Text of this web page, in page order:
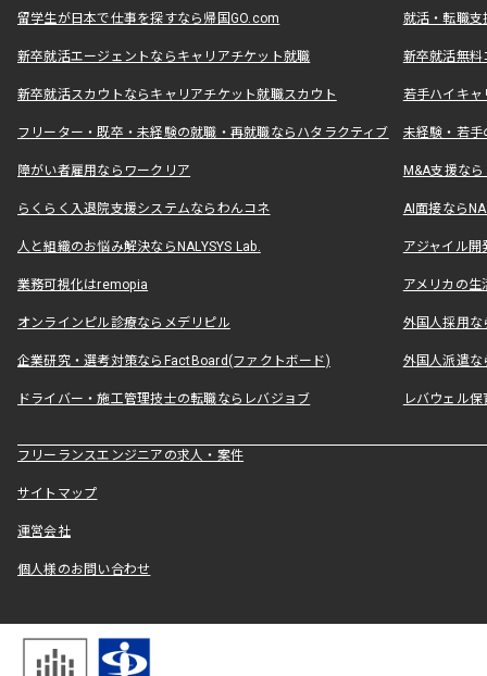
留学生が日本で仕事を探すなら帰国GO.com 就活・転職
新卒就活エージェントならキャリアチケット就職 新卒就活無料
新卒就活スカウトならキャリアチケット就職スカウト 若手ハイキ
フリーター・既卒・未経験の就職・再就職ならハタラクティブ 未経験・若手
障がい者雇用ならワークリア M&A支援な
らくらく入退院支援システムならわんコネ AI面接なら
人と組織のお悩み解決ならNALYSYS Lab. アジャイル
業務可視化はremopia アメリカの
オンラインピル診療ならメデリピル 外国人採用
企業研究・選考対策ならFactBoard(ファクトボード) 外国人派遣な
ドライバー・施工管理技士の転職ならレバジョブ レバウェル
フリーランスエンジニアの求人・案件
サイトマップ
運営会社
個人様のお問い合わせ